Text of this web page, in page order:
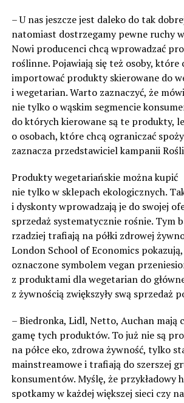
– U nas jeszcze jest daleko do tak
natomiast dostrzegamy pewne ruchy
Nowi producenci chcą wprowadzać
roślinne. Pojawiają się też osoby, które
importować produkty skierowane do
i wegetarian. Warto zaznaczyć, że
nie tylko o wąskim segmencie
do których kierowane są te produkty,
o osobach, które chcą ograniczać
zaznacza przedstawiciel kampanii
Produkty wegetariańskie można kupić
nie tylko w sklepach ekologicznych.
i dyskonty wprowadzają je do swojej
sprzedaż systematycznie rośnie. Tym
rzadziej trafiają na półki zdrowej
London School of Economics
oznaczone symbolem vegan
z produktami dla wegetarian do
z żywnością zwiększyły swą sprzedaż
– Biedronka, Lidl, Netto, Auchan mają
gamę tych produktów. To już nie są
na półce eko, zdrowa żywność, tylko
mainstreamowe i trafiają do szerszej
konsumentów. Myślę, że przykładowy
spotkamy w każdej większej sieci czy